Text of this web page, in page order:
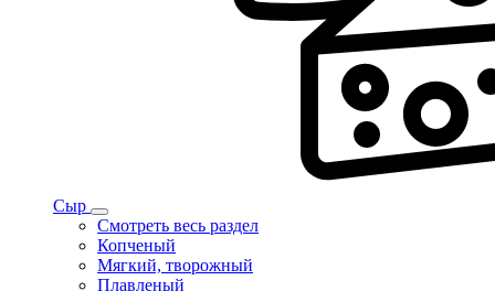
Сыр
Смотреть весь раздел
Копченый
Мягкий, творожный
Плавленый